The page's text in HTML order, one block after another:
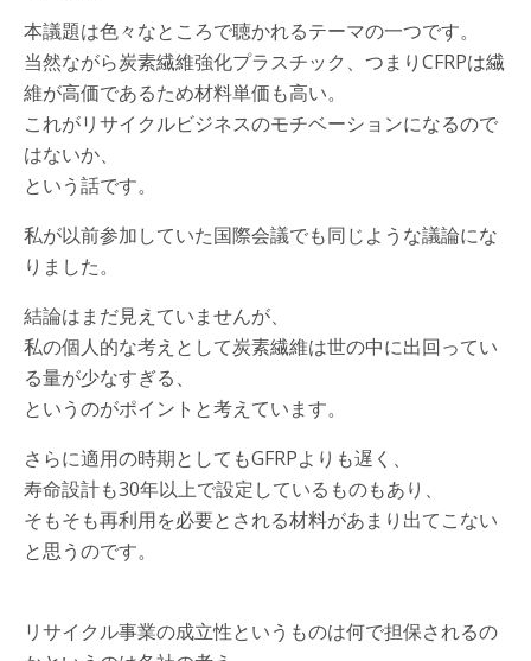
本議題は色々なところで聴かれるテーマの一つです。
当然ながら炭素繊維強化プラスチック、つまりCFRPは繊
維が高価であるため材料単価も高い。
これがリサイクルビジネスのモチベーションになるので
はないか、
という話です。
私が以前参加していた国際会議でも同じような議論にな
りました。
結論はまだ見えていませんが、
私の個人的な考えとして炭素繊維は世の中に出回ってい
る量が少なすぎる、
というのがポイントと考えています。
さらに適用の時期としてもGFRPよりも遅く、
寿命設計も30年以上で設定しているものもあり、
そもそも再利用を必要とされる材料があまり出てこない
と思うのです。
リサイクル事業の成立性というものは何で担保されるの